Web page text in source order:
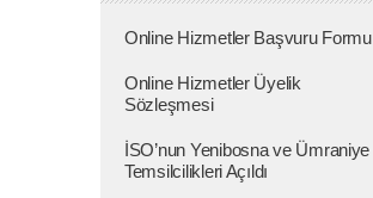
Online Hizmetler Başvuru Formu
Online Hizmetler Üyelik
Sözleşmesi
İSO’nun Yenibosna ve Ümraniye
Temsilcilikleri Açıldı